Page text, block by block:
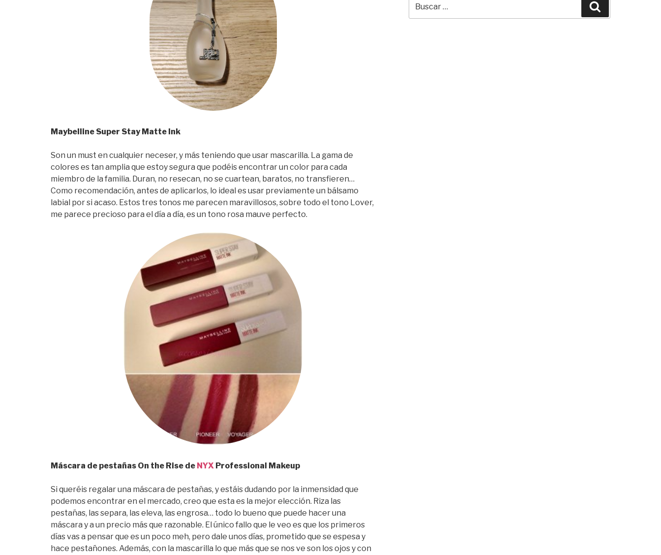
Maybelline Super Stay Matte Ink
Son un must en cualquier neceser, y más teniendo que usar mascarilla. La gama de
colores es tan amplia que estoy segura que podéis encontrar un color para cada
miembro de la familia. Duran, no resecan, no se cuartean, baratos, no transfieren…
Como recomendación, antes de aplicarlos, lo ideal es usar previamente un bálsamo
labial por si acaso. Estos tres tonos me parecen maravillosos, sobre todo el tono Lover,
me parece precioso para el día a día, es un tono rosa mauve perfecto.
Máscara de pestañas On the Rise de NYX Professional Makeup
Si queréis regalar una máscara de pestañas, y estáis dudando por la inmensidad que
podemos encontrar en el mercado, creo que esta es la mejor elección. Riza las
pestañas, las separa, las eleva, las engrosa… todo lo bueno que puede hacer una
máscara y a un precio más que razonable. El único fallo que le veo es que los primeros
días vas a pensar que es un poco meh, pero dale unos días, prometido que se espesa y
hace pestañones. Además, con la mascarilla lo que más que se nos ve son los ojos y con
por: